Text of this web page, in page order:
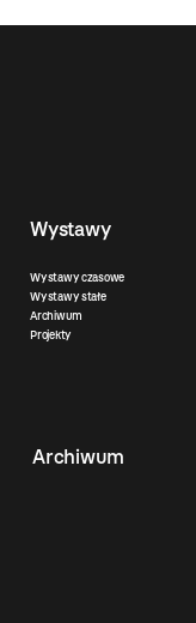
Wystawy
Wystawy czasowe
Wystawy stałe
Archiwum
Projekty
Archiwum